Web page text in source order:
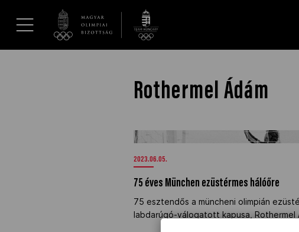
Hírek
Dakar 2026
Los Angeles 2028
Rothermel Ádám
75 éves München ezüstérmes hálóőre" />
2023.06.05.
75 éves München ezüstérmes hálóőre
75 esztendős a müncheni olimpián
labdarúgó-válogatott kapusa, Rothermel